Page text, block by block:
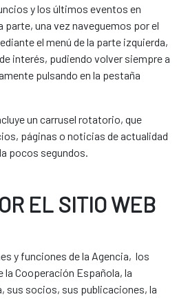
y los últimos eventos en
parte, una vez naveguemos por el
el menú de la parte izquierda,
interés, pudiendo volver siempre a
pulsando en la pestaña
un carrusel rotatorio, que
páginas o noticias de actualidad
pocos segundos.
EL SITIO WEB
y funciones de la Agencia, los
la Cooperación Española, la
sus socios, sus publicaciones, la